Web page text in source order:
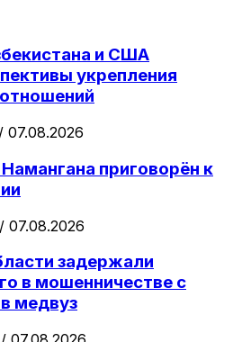
и США
укрепления
07.08.2026
приговорён к
07.08.2026
задержали
в мошенничестве с
медвуз